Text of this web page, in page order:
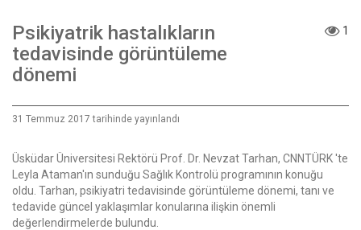
Psikiyatrik hastalıkların
tedavisinde görüntüleme
dönemi
1
31 Temmuz 2017 tarihinde yayınlandı
Üsküdar Üniversitesi Rektörü Prof. Dr. Nevzat Tarhan, CNNTÜRK 'te
Leyla Ataman'ın sunduğu Sağlık Kontrolü programının konuğu
oldu. Tarhan, psikiyatri tedavisinde görüntüleme dönemi, tanı ve
tedavide güncel yaklaşımlar konularına ilişkin önemli
değerlendirmelerde bulundu.